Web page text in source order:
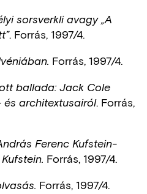
sorsverkli avagy „A
. Forrás, 1997/4.
Forrás, 1997/4.
ballada: Jack Cole
architextusairól. Forrás,
Ferenc Kufstein-
Forrás, 1997/4.
Forrás, 1997/4.